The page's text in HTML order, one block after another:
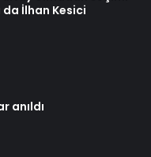
İlhan Kesici
anıldı